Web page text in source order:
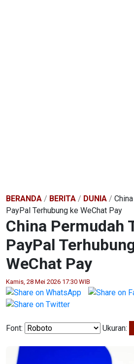
BERANDA / BERITA / DUNIA /
PayPal Terhubung ke WeChat Pay
China Permudah
PayPal
WeChat Pay
Kamis, 28 Mei 2026 17:30 WIB
Font: Ukuran: